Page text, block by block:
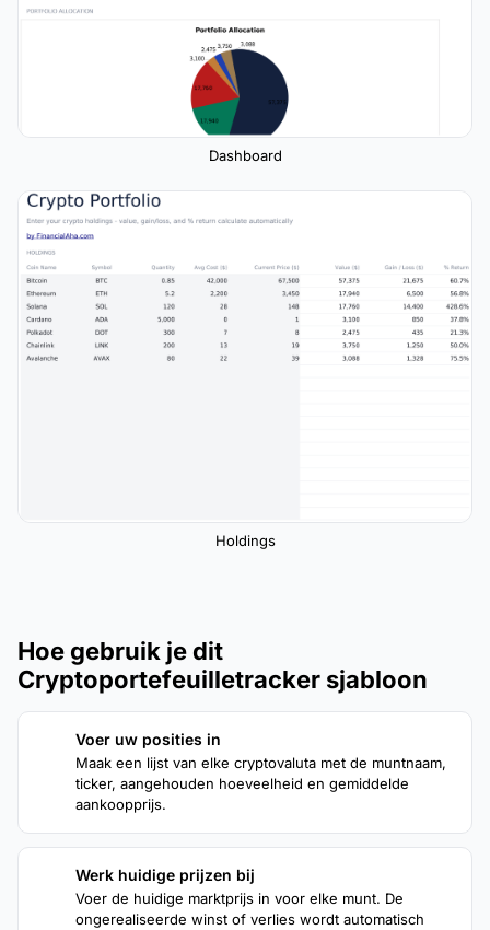
Dashboard
Holdings
Hoe gebruik je dit
Cryptoportefeuilletracker sjabloon
Voer uw posities in
Maak een lijst van elke cryptovaluta met de muntnaam,
ticker, aangehouden hoeveelheid en gemiddelde
aankoopprijs.
Werk huidige prijzen bij
Voer de huidige marktprijs in voor elke munt. De
ongerealiseerde winst of verlies wordt automatisch